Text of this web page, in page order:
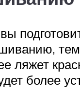
тем
ляжет
более